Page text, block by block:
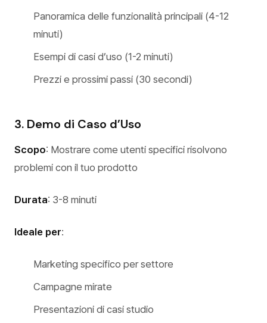
Panoramica delle funzionalità principali (4-12
minuti)
Esempi di casi d’uso (1-2 minuti)
Prezzi e prossimi passi (30 secondi)
3. Demo di Caso d’Uso
Scopo: Mostrare come utenti specifici risolvono
problemi con il tuo prodotto
Durata: 3-8 minuti
Ideale per:
Marketing specifico per settore
Campagne mirate
Presentazioni di casi studio